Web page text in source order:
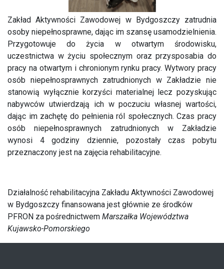
Zakład Aktywności Zawodowej w Bydgoszczy zatrudnia
osoby niepełnosprawne, dając im szansę usamodzielnienia.
Przygotowuje do życia w otwartym środowisku,
uczestnictwa w życiu społecznym oraz przysposabia do
pracy na otwartym i chronionym rynku pracy. Wytwory pracy
osób niepełnosprawnych zatrudnionych w Zakładzie nie
stanowią wyłącznie korzyści materialnej lecz pozyskując
nabywców utwierdzają ich w poczuciu własnej wartości,
dając im zachętę do pełnienia ról społecznych. Czas pracy
osób niepełnosprawnych zatrudnionych w Zakładzie
wynosi 4 godziny dziennie, pozostały czas pobytu
przeznaczony jest na zajęcia rehabilitacyjne.
Działalność rehabilitacyjna Zakładu Aktywności Zawodowej
w Bydgoszczy finansowana jest głównie ze środków
PFRON za pośrednictwem Marszałka Województwa
Kujawsko-Pomorskiego